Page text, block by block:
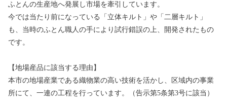
ふとんの生産地へ発展し市場を牽引しています。
今では当たり前になっている「立体キルト」や「二層キルト」
も、当時のふとん職人の手により試行錯誤の上、開発されたもの
です。
【地場産品に該当する理由】
本市の地場産業である織物業の高い技術を活かし、区域内の事業
所にて、一連の工程を行っています。（告示第5条第3号に該当）